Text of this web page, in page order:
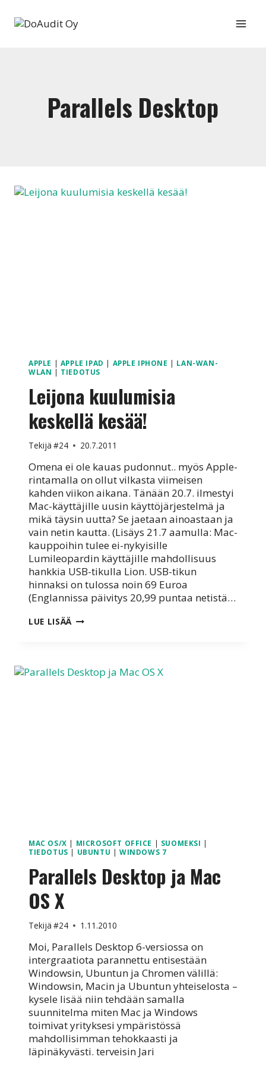
sisältöön
Parallels Desktop
APPLE | APPLE IPAD | APPLE IPHONE | LAN-WAN-
WLAN | TIEDOTUS
Leijona kuulumisia
keskellä kesää!
Tekijä #24 20.7.2011
Omena ei ole kauas pudonnut.. myös Apple-
rintamalla on ollut vilkasta viimeisen
kahden viikon aikana. Tänään 20.7. ilmestyi
Mac-käyttäjille uusin käyttöjärjestelmä ja
mikä täysin uutta? Se jaetaan ainoastaan ja
vain netin kautta. (Lisäys 21.7 aamulla: Mac-
kauppoihin tulee ei-nykyisille
Lumileopardin käyttäjille mahdollisuus
hankkia USB-tikulla Lion. USB-tikun
hinnaksi on tulossa noin 69 Euroa
(Englannissa päivitys 20,99 puntaa netistä…
LUE LISÄÄ LEIJONA
MAC OS/X | MICROSOFT OFFICE | SUOMEKSI |
TIEDOTUS | UBUNTU | WINDOWS 7
Parallels Desktop ja Mac
OS X
Tekijä #24 1.11.2010
Moi, Parallels Desktop 6-versiossa on
intergraatiota parannettu entisestään
Windowsin, Ubuntun ja Chromen välillä:
Windowsin, Macin ja Ubuntun yhteiselosta –
kysele lisää niin tehdään samalla
suunnitelma miten Mac ja Windows
toimivat yrityksesi ympäristössä
mahdollisimman tehokkaasti ja
läpinäkyvästi. terveisin Jari